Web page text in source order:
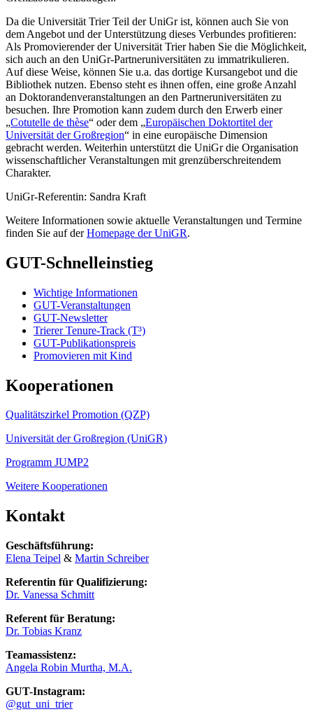
Da die Universität Trier Teil der UniGr ist, können auch Sie von
dem Angebot und der Unterstützung dieses Verbundes profitieren:
Als Promovierender der Universität Trier haben Sie die Möglichkeit,
sich auch an den UniGr-Partneruniversitäten zu immatrikulieren.
Auf diese Weise, können Sie u.a. das dortige Kursangebot und die
Bibliothek nutzen. Ebenso steht es ihnen offen, eine große Anzahl
an Doktorandenveranstaltungen an den Partneruniversitäten zu
besuchen. Ihre Promotion kann zudem durch den Erwerb einer
„Cotutelle de thèse“ oder dem „Europäischen Doktortitel der
Universität der Großregion“ in eine europäische Dimension
gebracht werden. Weiterhin unterstützt die UniGr die Organisation
wissenschaftlicher Veranstaltungen mit grenzüberschreitendem
Charakter.
UniGr-Referentin: Sandra Kraft
Weitere Informationen sowie aktuelle Veranstaltungen und Termine
finden Sie auf derHomepage der UniGR.
GUT-Schnelleinstieg
Wichtige Informationen
GUT-Veranstaltungen
GUT-Newsletter
Trierer Tenure-Track (T³)
GUT-Publikationspreis
Promovieren mit Kind
Kooperationen
Qualitätszirkel Promotion (QZP)
Universität der Großregion (UniGR)
Programm JUMP2
Weitere Kooperationen
Kontakt
Geschäftsführung:
Elena Teipel & Martin Schreiber
Referentin für Qualifizierung:
Dr. Vanessa Schmitt
Referent für Beratung:
Dr. Tobias Kranz
Teamassistenz:
Angela Robin Murtha, M.A.
GUT-Instagram:
@gut_uni_trier